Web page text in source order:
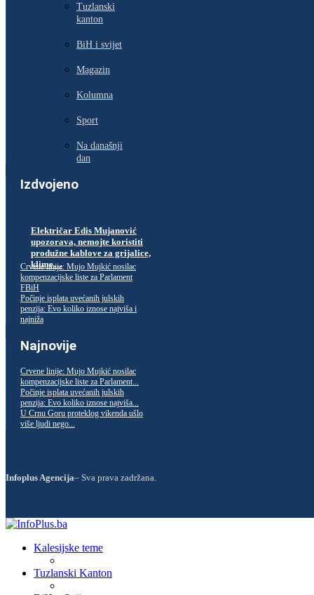
Tuzlanski
kanton
BiH i svijet
Magazin
Kolumna
Sport
Na današnji
dan
Izdvojeno
Električar Edis Mujanović
upozorava, nemojte koristiti
produžne kablove za grijalice,
klime…
Crvene linije: Mujo Mujkić nosilac
kompenzacijske liste za Parlament
FBiH
Počinje isplata uvećanih julskih
penzija: Evo koliko iznose najviša i
najniža
Najnovije
Crvene linije: Mujo Mujkić nosilac
kompenzacijske liste za Parlament...
Počinje isplata uvećanih julskih
penzija: Evo koliko iznose najviša...
U Crnu Goru proteklog vikenda ušlo
više ljudi nego...
Infoplus Agencija– Sva prava zadržana.
Kalesijske teme
Tuzlanski Kanton